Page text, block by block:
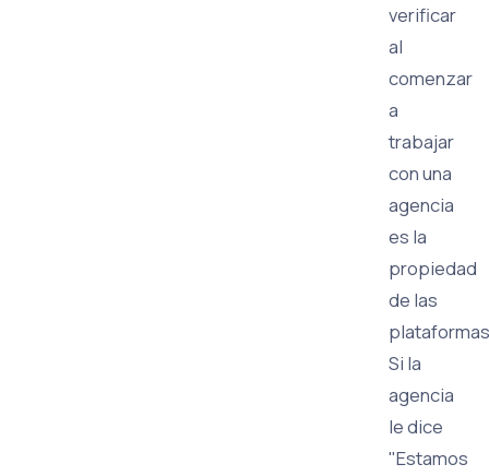
verificar
al
comenzar
a
trabajar
con una
agencia
es la
propiedad
de las
Si la
agencia
le dice
"Estamos